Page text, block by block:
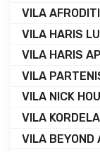
VILA
VILA HARIS
VILA HARIS
VILA
VILA NICK
VILA KORDELA
VILA BEYOND